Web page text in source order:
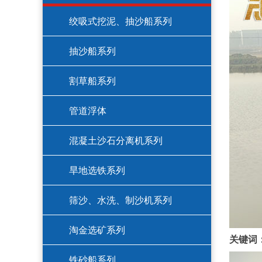
绞吸式挖泥、抽沙船系列
抽沙船系列
割草船系列
管道浮体
混凝土沙石分离机系列
旱地选铁系列
筛沙、水洗、制沙机系列
淘金选矿系列
铁砂船系列
关键词